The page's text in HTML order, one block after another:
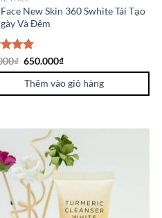
New Skin 360 Swhite Tái Tạo
Và Đêm
xếp
5.00
₫ 650.000₫
Thêm vào giỏ hàng